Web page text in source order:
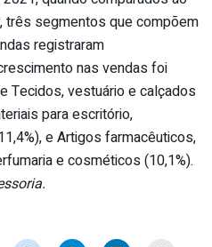
três segmentos que compõem
registraram
nas vendas foi
Tecidos, vestuário e calçados
para escritório,
e Artigos farmacêuticos,
e cosméticos (10,1%).